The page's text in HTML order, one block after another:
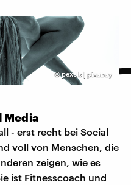
©pexels | pixabay
Media
- erst recht bei Social
voll von Menschen, die
zeigen, wie es
ist Fitnesscoach und